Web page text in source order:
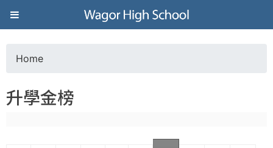
Jump to navigation
葳
格
高
o
Home
升學金榜